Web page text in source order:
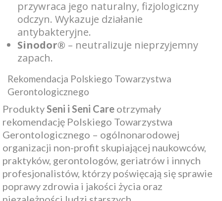
przywraca jego naturalny, fizjologiczny
odczyn. Wykazuje działanie
antybakteryjne.
Sinodor® – neutralizuje nieprzyjemny
zapach.
Rekomendacja Polskiego Towarzystwa
Gerontologicznego
Produkty Seni i Seni Care otrzymały
rekomendację Polskiego Towarzystwa
Gerontologicznego – ogólnonarodowej
organizacji non-profit skupiającej naukowców,
praktyków, gerontologów, geriatrów i innych
profesjonalistów, którzy poświęcają się sprawie
poprawy zdrowia i jakości życia oraz